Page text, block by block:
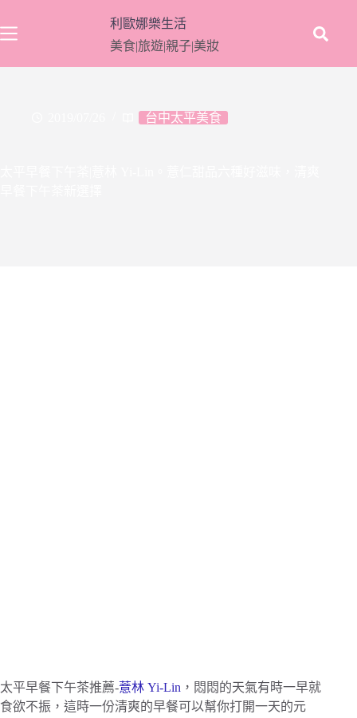
至
要
利歐娜樂生活
美食|旅遊|親子|美妝
台中太平美食
太平早餐下午茶推薦-薏林 Yi-Lin ，悶悶的天氣有時一早就
食欲不振，這時一份清爽的早餐可以幫你打開一天的元